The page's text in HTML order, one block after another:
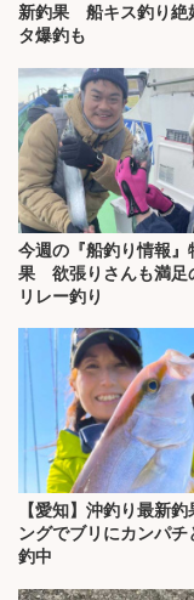
新釣果 船キス釣り絶
タ爆釣も
今週の『船釣り情報』
果 欲張りさんも満足
リレー釣り
【愛知】沖釣り最新
ングでブリにカンパチ
釣中